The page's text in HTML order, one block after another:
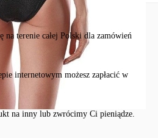
na terenie całej Polski dla zamówień
internetowym możesz zapłacić w
na inny lub zwrócimy Ci pieniądze.